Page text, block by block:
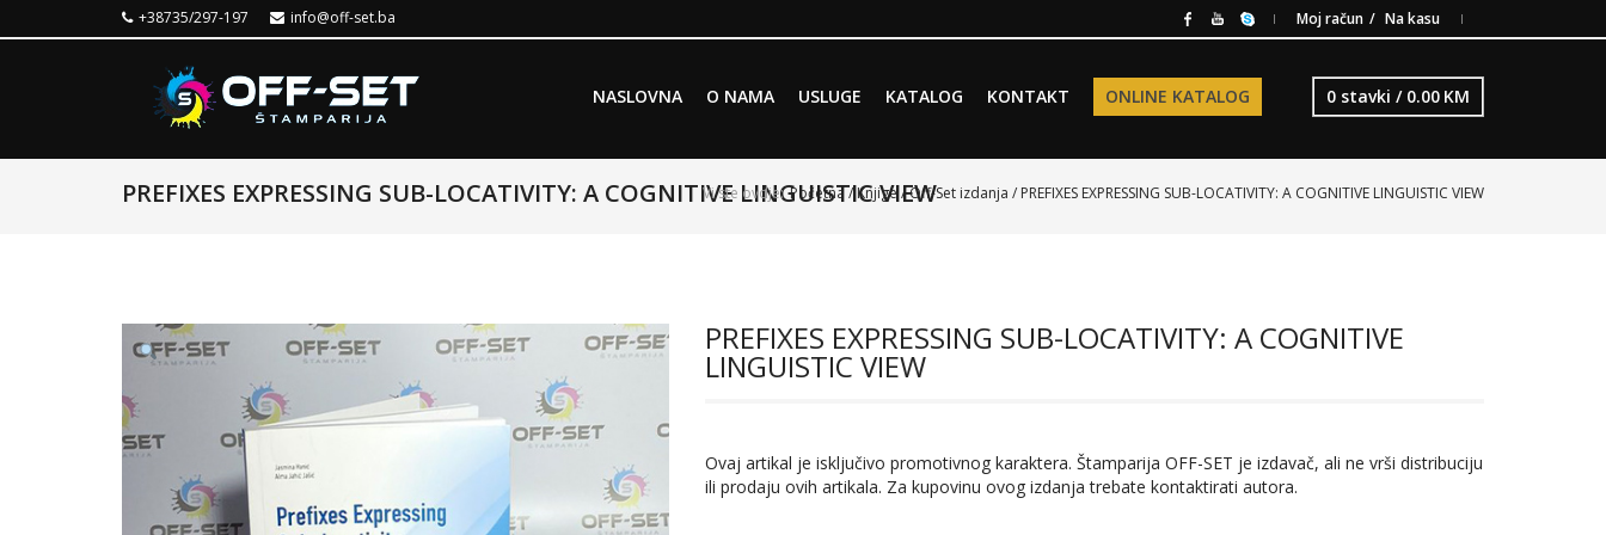
+38735/297-197 info@off-set.ba Moj račun Na kasu
Skip to primary content
Skip to secondary content
NASLOVNA O NAMA USLUGE KATALOG KONTAKT ONLINE KATALOG 0 stavki / 0.00 KM
PREFIXES EXPRESSING SUB-LOCATIVITY: A COGNITIVE LINGUISTIC VIEW
Vi ste ovdje: Početna/ Knjige /Off-Set izdanja / PREFIXES EXPRESSING SUB-LOCATIVITY: A COGNITIVE LINGUISTIC VIEW
PREFIXES EXPRESSING SUB-LOCATIVITY: A COGNITIVE
LINGUISTIC VIEW
Ovaj artikal je isključivo promotivnog karaktera. Štamparija OFF-SET je izdavač, ali ne vrši distribuciju
ili prodaju ovih artikala. Za kupovinu ovog izdanja trebate kontaktirati autora.